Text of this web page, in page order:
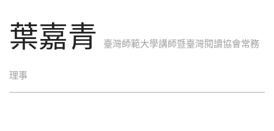
葉嘉青 臺灣師範大學講師暨臺灣閱讀協會常務
理事